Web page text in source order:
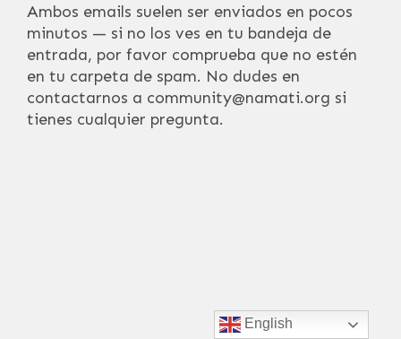
Ambos emails suelen ser enviados en pocos
minutos — si no los ves en tu bandeja de
entrada, por favor comprueba que no estén
en tu carpeta de spam. No dudes en
contactarnos a community@namati.org si
tienes cualquier pregunta.
English